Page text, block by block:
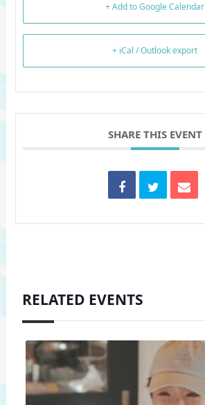
+ Add to Google Calendar
+ iCal / Outlook export
SHARE THIS EVENT
RELATED EVENTS